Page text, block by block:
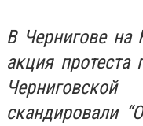
В Чернигове на
акция
скандировали